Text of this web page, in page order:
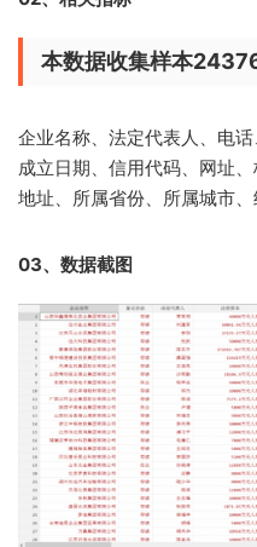
本数据收集样本
企业名称、法定代表人、电话
成立日期、信用代码、网址
地址、所属省份、所属城市
03、数据截图